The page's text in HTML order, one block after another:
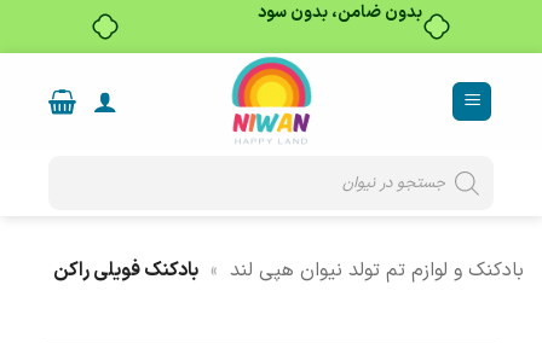
خرید قسطی با ترب‌پی
content
search
بادکنک و لوازم تم تولد نیوان هپی لند » بادکنک فویلی راکن